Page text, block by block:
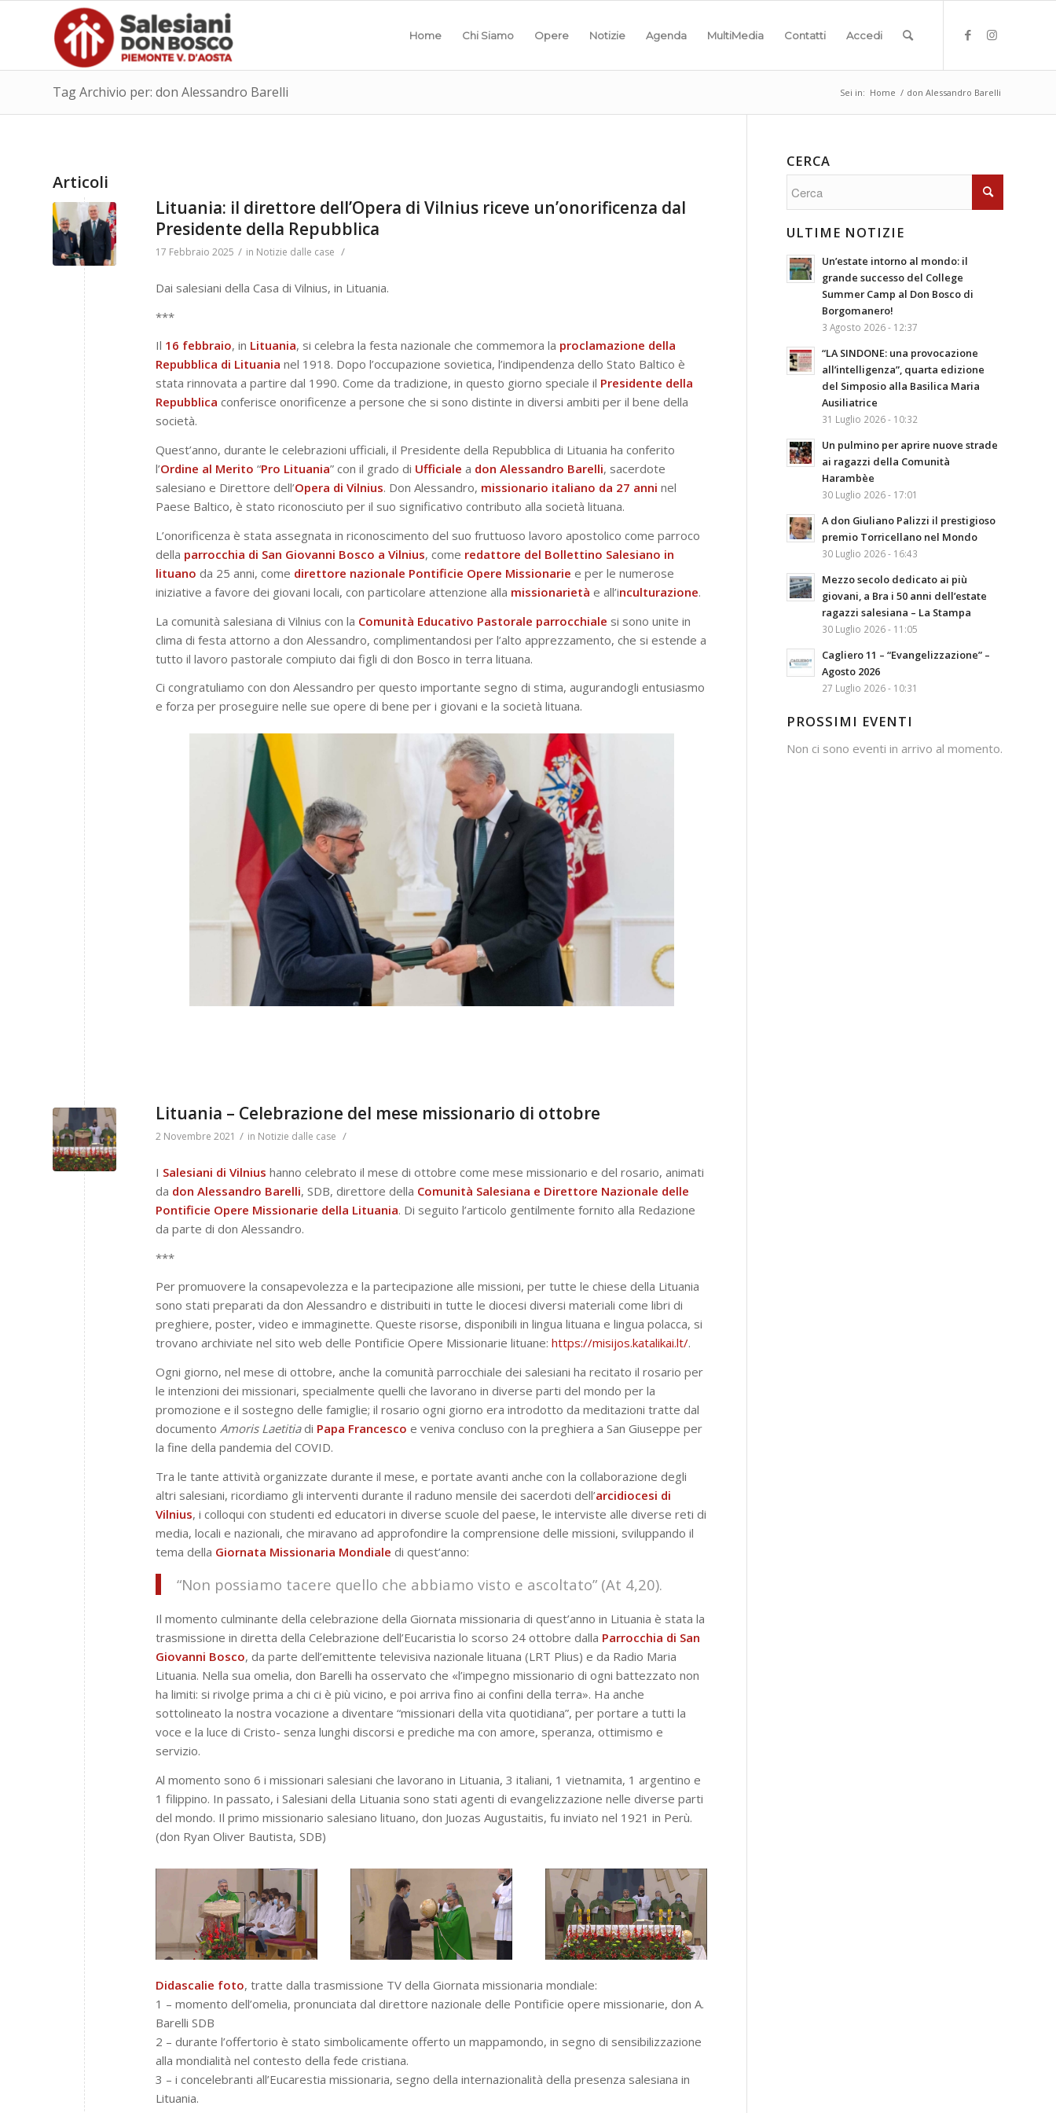
Home Chi Siamo Opere Notizie Agenda MultiMedia Contatti Accedi
Tag Archivio per: don Alessandro Barelli Sei in: Home / don Alessandro Barelli
Articoli
Lituania: il direttore dell’Opera di Vilnius riceve un’onorificenza dal
Presidente della Repubblica
17 Febbraio 2025 / in Notizie dalle case /
Dai salesiani della Casa di Vilnius, in Lituania.
***
Il 16 febbraio, in Lituania, si celebra la festa nazionale che commemora la proclamazione della
Repubblica di Lituania nel 1918. Dopo l’occupazione sovietica, l’indipendenza dello Stato Baltico è
stata rinnovata a partire dal 1990. Come da tradizione, in questo giorno speciale il Presidente della
Repubblica conferisce onorificenze a persone che si sono distinte in diversi ambiti per il bene della
società.
Quest’anno, durante le celebrazioni ufficiali, il Presidente della Repubblica di Lituania ha conferito
l’Ordine al Merito “Pro Lituania” con il grado di Ufficiale a don Alessandro Barelli, sacerdote
salesiano e Direttore dell’Opera di Vilnius. Don Alessandro, missionario italiano da 27 anni nel
Paese Baltico, è stato riconosciuto per il suo significativo contributo alla società lituana.
L’onorificenza è stata assegnata in riconoscimento del suo fruttuoso lavoro apostolico come parroco
della parrocchia di San Giovanni Bosco a Vilnius, come redattore del Bollettino Salesiano in
lituano da 25 anni, come direttore nazionale Pontificie Opere Missionarie e per le numerose
iniziative a favore dei giovani locali, con particolare attenzione alla missionarietà e all’inculturazione.
La comunità salesiana di Vilnius con la Comunità Educativo Pastorale parrocchiale si sono unite in
clima di festa attorno a don Alessandro, complimentandosi per l’alto apprezzamento, che si estende a
tutto il lavoro pastorale compiuto dai figli di don Bosco in terra lituana.
Ci congratuliamo con don Alessandro per questo importante segno di stima, augurandogli entusiasmo
e forza per proseguire nelle sue opere di bene per i giovani e la società lituana.
Lituania – Celebrazione del mese missionario di ottobre
2 Novembre 2021 / in Notizie dalle case /
I Salesiani di Vilnius hanno celebrato il mese di ottobre come mese missionario e del rosario, animati
da don Alessandro Barelli, SDB, direttore della Comunità Salesiana e Direttore Nazionale delle
Pontificie Opere Missionarie della Lituania. Di seguito l’articolo gentilmente fornito alla Redazione
da parte di don Alessandro.
***
Per promuovere la consapevolezza e la partecipazione alle missioni, per tutte le chiese della Lituania
sono stati preparati da don Alessandro e distribuiti in tutte le diocesi diversi materiali come libri di
preghiere, poster, video e immaginette. Queste risorse, disponibili in lingua lituana e lingua polacca, si
trovano archiviate nel sito web delle Pontificie Opere Missionarie lituane: https://misijos.katalikai.lt/.
Ogni giorno, nel mese di ottobre, anche la comunità parrocchiale dei salesiani ha recitato il rosario per
le intenzioni dei missionari, specialmente quelli che lavorano in diverse parti del mondo per la
promozione e il sostegno delle famiglie; il rosario ogni giorno era introdotto da meditazioni tratte dal
documento Amoris Laetitiadi Papa Francesco e veniva concluso con la preghiera a San Giuseppe per
la fine della pandemia del COVID.
Tra le tante attività organizzate durante il mese, e portate avanti anche con la collaborazione degli
altri salesiani, ricordiamo gli interventi durante il raduno mensile dei sacerdoti dell’arcidiocesi di
Vilnius, i colloqui con studenti ed educatori in diverse scuole del paese, le interviste alle diverse reti di
media, locali e nazionali, che miravano ad approfondire la comprensione delle missioni, sviluppando il
tema della Giornata Missionaria Mondiale di quest’anno:
“Non possiamo tacere quello che abbiamo visto e ascoltato” (At 4,20).
Il momento culminante della celebrazione della Giornata missionaria di quest’anno in Lituania è stata la
trasmissione in diretta della Celebrazione dell’Eucaristia lo scorso 24 ottobre dalla Parrocchia di San
Giovanni Bosco, da parte dell’emittente televisiva nazionale lituana (LRT Plius) e da Radio Maria
Lituania. Nella sua omelia, don Barelli ha osservato che «l’impegno missionario di ogni battezzato non
ha limiti: si rivolge prima a chi ci è più vicino, e poi arriva fino ai confini della terra». Ha anche
sottolineato la nostra vocazione a diventare “missionari della vita quotidiana”, per portare a tutti la
voce e la luce di Cristo- senza lunghi discorsi e prediche ma con amore, speranza, ottimismo e
servizio.
Al momento sono 6 i missionari salesiani che lavorano in Lituania, 3 italiani, 1 vietnamita, 1 argentino e
1 filippino. In passato, i Salesiani della Lituania sono stati agenti di evangelizzazione nelle diverse parti
del mondo. Il primo missionario salesiano lituano, don Juozas Augustaitis, fu inviato nel 1921 in Perù.
(don Ryan Oliver Bautista, SDB)
Didascalie foto, tratte dalla trasmissione TV della Giornata missionaria mondiale:
1 – momento dell’omelia, pronunciata dal direttore nazionale delle Pontificie opere missionarie, don A.
Barelli SDB
2 – durante l’offertorio è stato simbolicamente offerto un mappamondo, in segno di sensibilizzazione
alla mondialità nel contesto della fede cristiana.
3 – i concelebranti all’Eucarestia missionaria, segno della internazionalità della presenza salesiana in
Lituania.
CERCA
ULTIME NOTIZIE
Un’estate intorno al mondo: il
grande successo del College
Summer Camp al Don Bosco di
Borgomanero!
3 Agosto 2026 - 12:37
“LA SINDONE: una provocazione
all’intelligenza”, quarta edizione
del Simposio alla Basilica Maria
Ausiliatrice
31 Luglio 2026 - 10:32
Un pulmino per aprire nuove strade
ai ragazzi della Comunità
Harambèe
30 Luglio 2026 - 17:01
A don Giuliano Palizzi il prestigioso
premio Torricellano nel Mondo
30 Luglio 2026 - 16:43
Mezzo secolo dedicato ai più
giovani, a Bra i 50 anni dell’estate
ragazzi salesiana – La Stampa
30 Luglio 2026 - 11:05
Cagliero 11 – “Evangelizzazione” –
Agosto 2026
27 Luglio 2026 - 10:31
PROSSIMI EVENTI
Non ci sono eventi in arrivo al momento.